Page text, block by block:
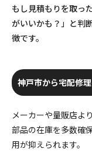
もし見積もりを取っ
がいいかも？」と判
徴です。
神戸市から宅配修
メーカーや量販店よ
部品の在庫を多数確
用が抑えられます。